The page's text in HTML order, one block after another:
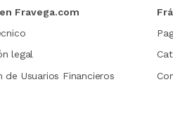
Fravega.com
legal
de Usuarios Financieros